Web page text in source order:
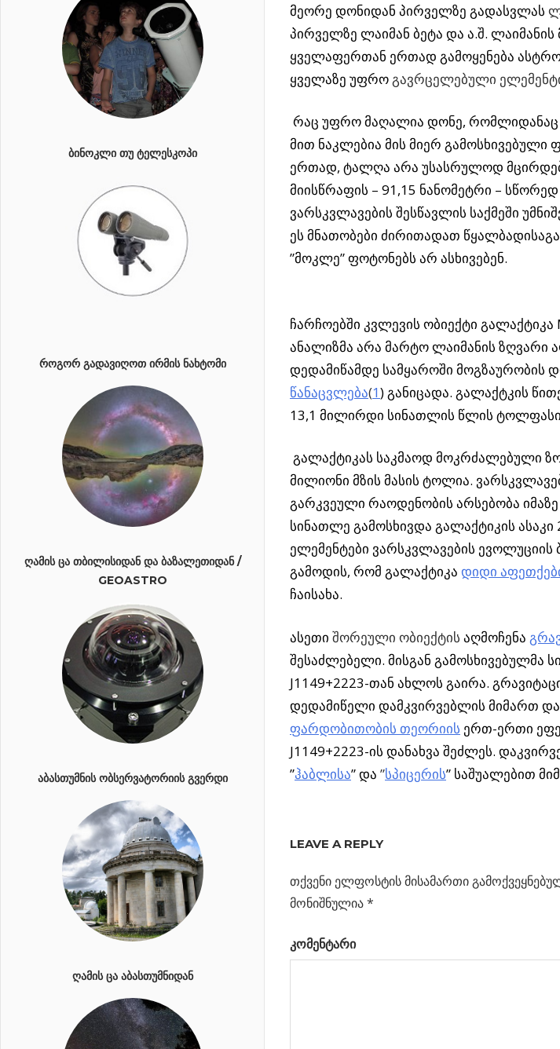
მეორე დონიდან პირველზე გადასვლას
პირველზე ლაიმან ბეტა და ა.შ.
ყველაფერთან ერთად გამოყენება
ყველაზე უფრო გავრცელებული
რაც უფრო მაღალია დონე,
მით ნაკლებია მის მიერ
ერთად, ტალღა არა უსასრულოდ
მიისწრაფის – 91,15 ნანომეტრი –
ვარსკვლავების შესწავლის საქმეში
ეს მნათობები ძირითადათ
”მოკლე” ფოტონებს არ ასხივებენ.
ჩარჩოებში კვლევის ობიექტი გალაქტიკა
ანალიზმა არა მარტო ლაიმანის ზღვარი
დედამიწამდე სამყაროში მოგზაურობის
წანაცვლება(1) განიცადა. გალაქტკის
13,1 მილირდი სინათლის წლის
გალაქტიკას საკმაოდ მოკრძალებული
მილიონი მზის მასის ტოლია.
გარკვეული რაოდენობის არსებობა
სინათლე გამოსხივდა გალაქტიკის
ელემენტები ვარსკვლავების ევოლუციის
გამოდის, რომ გალაქტიკა დიდი
ჩაისახა.
ასეთი შორეული ობიექტის აღმოჩენა
შესაძლებელი. მისგან გამოსხივებულმა
J1149+2223-თან ახლოს გაირა.
დედამიწელი დამკვირვებლის მიმართ
ფარდობითობის თეორიის ერთ-ერთი
J1149+2223-ის დანახვა შეძლეს.
”ჰაბლისა” და ”სპიცერის” საშუალებით
ᲨᲝᲠᲔᲣᲚᲘ
პოსტის
Post:
მორიგი იდეა
– “ტორის
LEAVE A REPLY
თქვენი ელფოსტის მისამართი
მონიშნულია*
კომენტარი
ᲑᲘᲜᲝᲙᲚᲘ ᲗᲣ ᲢᲔᲚᲔᲡᲙᲝᲞᲘ
ᲠᲝᲒᲝᲠ ᲒᲐᲓᲐᲕᲘᲦᲝᲗ ᲘᲠᲛᲘᲡ ᲜᲐᲮᲢᲝᲛᲘ
ᲦᲐᲛᲘᲡ ᲪᲐ ᲗᲑᲘᲚᲘᲡᲘᲓᲐᲜ ᲓᲐ ᲑᲐᲖᲐᲚᲔᲗᲘᲓᲐᲜ /
GEOASTRO
ᲐᲑᲐᲡᲗᲣᲛᲜᲘᲡ ᲝᲑᲡᲔᲠᲕᲐᲢᲝᲠᲘᲘᲡ ᲒᲕᲔᲠᲓᲘ
ᲦᲐᲛᲘᲡ ᲪᲐ ᲐᲑᲐᲡᲗᲣᲛᲜᲘᲓᲐᲜ